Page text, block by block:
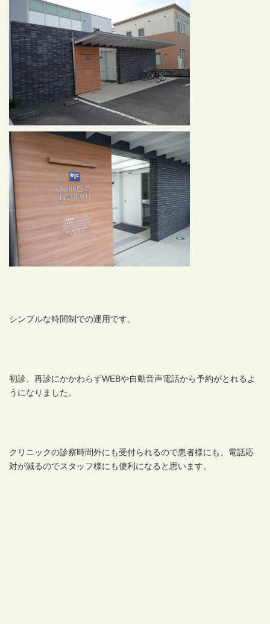
シンプルな時間制での運用です。
初診、再診にかかわらずWEBや自動音声電話から予約がとれるよ
うになりました。
クリニックの診察時間外にも受付られるので患者様にも、電話応
対が減るのでスタッフ様にも便利になると思います。